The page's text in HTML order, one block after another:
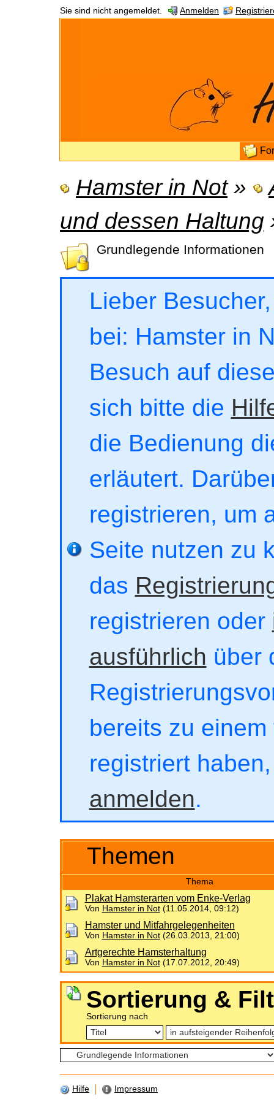
Sie sind nicht angemeldet. Anmelden
Hamster in Not»
und dessen Haltung
Grundlegende Informationen
Lieber
bei: Hamster in
Besuch auf
sich bitte die
die Bedienung
erläutert.
registrieren, um
Seite nutzen zu
das
registrieren oder
ausführlich über
bereits zu
registriert
anmelden.
Themen
Thema
Plakat Hamsterarten vom Enke-Verlag
Von Hamster in Not(11.05.2014, 09:12)
Hamster und Mitfahrgelegenheiten
Von Hamster in Not(26.03.2013, 21:00)
Artgerechte Hamsterhaltung
Von Hamster in Not(17.07.2012, 20:49)
Sortierung &
Sortierung nach
Hilfe Impressum